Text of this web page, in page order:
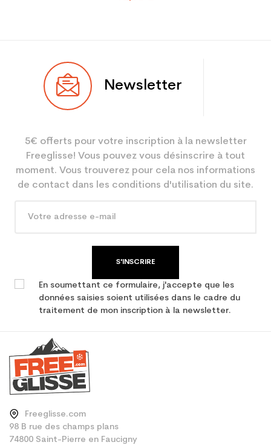
Newsletter
5€ offerts pour votre inscription à la newsletter
Freeglisse! Vous pouvez vous désinscrire à tout
moment. Vous trouverez pour cela nos informations
de contact dans les conditions d'utilisation du site.
S'INSCRIRE
En soumettant ce formulaire, j'accepte que les
données saisies soient utilisées dans le cadre du
traitement de mon inscription à la newsletter.
Freeglisse.com
98 B rue des champs plans
74800 Saint-Pierre en Faucigny